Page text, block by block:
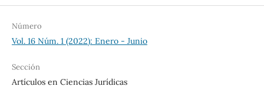
Número
Vol. 16 Núm. 1 (2022): Enero - Junio
Sección
Artículos en Ciencias Jurídicas